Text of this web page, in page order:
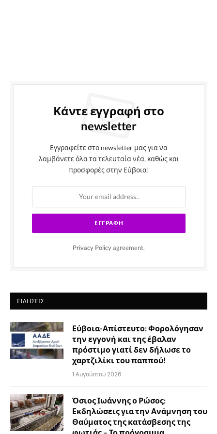
Κάντε εγγραφή στο
newsletter
Εγγραφείτε στο newsletter μας για να
λαμβάνετε όλα τα τελευταία νέα, καθώς και
προσφορές στην Εύβοια!
Privacy Policy agreement.
ΕΙΔΉΣΕΙΣ
Εύβοια-Απίστευτο: Φορολόγησαν
την εγγονή και της έβαλαν
πρόστιμο γιατί δεν δήλωσε το
χαρτζιλίκι του παππού!
1 Αυγούστου 2026
Όσιος Ιωάννης ο Ρώσος:
Εκδηλώσεις για την Ανάμνηση του
Θαύματος της κατάσβεσης της